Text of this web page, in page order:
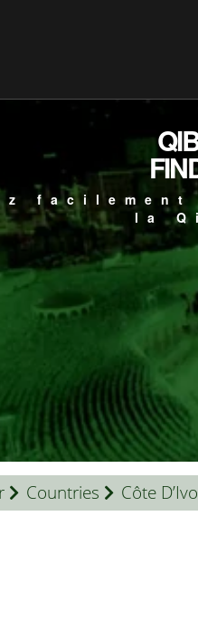
la
Countries Côte